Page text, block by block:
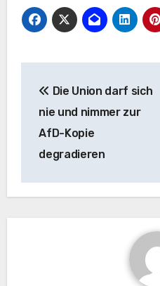
navigation
Die Union darf sich
nie und nimmer zur
AfD-Kopie
degradieren